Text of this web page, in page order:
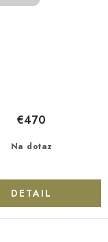
Na dotaz
€470
DETAIL